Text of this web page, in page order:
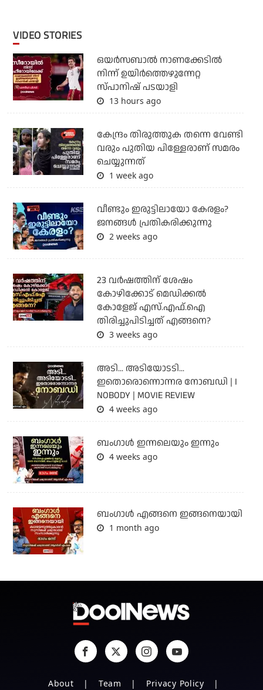
VIDEO STORIES
ഒയര്‍സബാൽ നാണക്കേടിൽ
നിന്ന് ഉയിർത്തെഴുന്നേറ്റ
സ്പാനിഷ് പടയാളി
13 hours ago
കേന്ദ്രം തിരുത്തുക തന്നെ വേണ്ടി
വരും പുതിയ പിള്ളേരാണ് സമരം
ചെയ്യുന്നത്
1 week ago
വീണ്ടും ഇരുട്ടിലായോ കേരളം?
ജനങ്ങൾ പ്രതികരിക്കുന്നു
2 weeks ago
23 വർഷത്തിന് ശേഷം
കോഴിക്കോട് മെഡിക്കൽ
കോളേജ് എസ്.എഫ്.ഐ
തിരിച്ചുപിടിച്ചത് എങ്ങനെ?
3 weeks ago
അടി... അടിയോടടി...
ഇതൊരൊന്നൊന്നര നോബഡി | I
NOBODY | MOVIE REVIEW
4 weeks ago
ബംഗാള്‍ ഇന്നലെയും ഇന്നും
4 weeks ago
ബം​ഗാൾ എങ്ങനെ ഇങ്ങനെയായി
1 month ago
About Team Privacy Policy